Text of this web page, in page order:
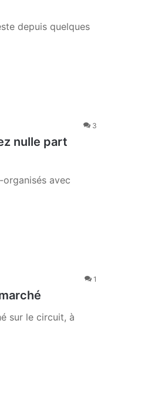
depuis quelques
3
nulle part
avec
1
sur le circuit, à